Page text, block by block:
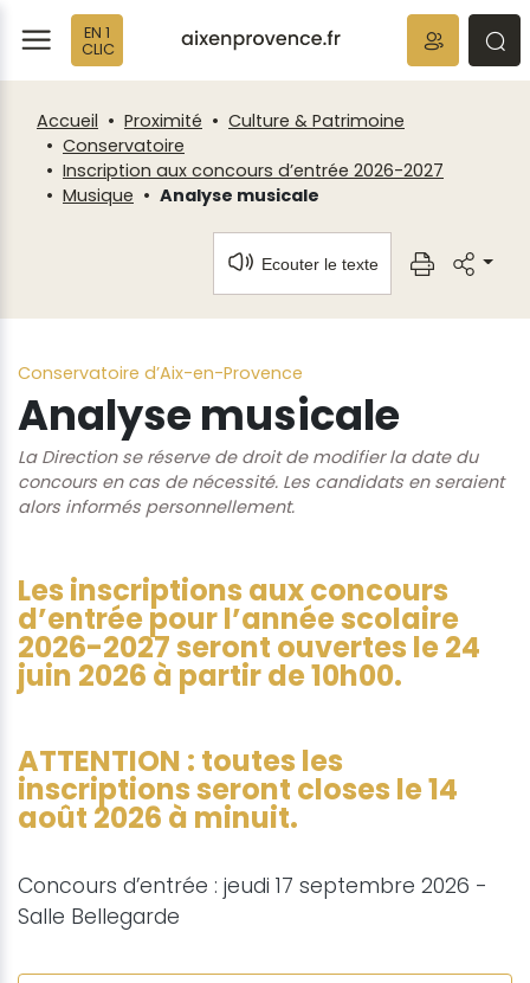
EN 1
CLIC
Accueil Proximité
Culture & Patrimoine
Conservatoire
Inscription aux concours d’entrée 2026-2027
Musique
Analyse musicale
Ecouter le texte
Conservatoire d’Aix-en-Provence
Analyse musicale
La Direction se réserve de droit de modifier la date du
concours en cas de nécessité. Les candidats en seraient
alors informés personnellement.
Les inscriptions aux concours
d’entrée pour l’année scolaire
2026-2027 seront ouvertes le 24
juin 2026 à partir de 10h00.
ATTENTION : toutes les
inscriptions seront closes le 14
août 2026 à minuit.
Concours d’entrée : jeudi 17 septembre 2026 -
Salle Bellegarde
Fenêtre
de
chat
Panneau de gestion des cookies